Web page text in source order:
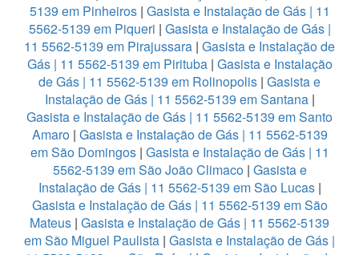
5139 em Pinheiros| Gasista e Instalação de Gás | 11
5562-5139 em Piqueri | Gasista e Instalação de Gás |
11 5562-5139 em Pirajussara | Gasista e Instalação de
Gás | 11 5562-5139 em Pirituba| Gasista e Instalação
de Gás | 11 5562-5139 em Rolinopolis | Gasista e
Instalação de Gás | 11 5562-5139 em Santana|
Gasista e Instalação de Gás | 11 5562-5139 em Santo
Amaro| Gasista e Instalação de Gás | 11 5562-5139
em São Domingos| Gasista e Instalação de Gás | 11
5562-5139 em São João Climaco| Gasista e
Instalação de Gás | 11 5562-5139 em São Lucas|
Gasista e Instalação de Gás | 11 5562-5139 em São
Mateus | Gasista e Instalação de Gás | 11 5562-5139
em São Miguel Paulista | Gasista e Instalação de Gás |